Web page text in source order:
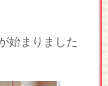
始まりました